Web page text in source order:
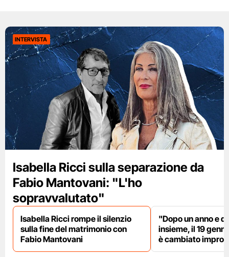
INTERVISTA
Isabella Ricci sulla separazione da
Fabio Mantovani: "L'ho
sopravvalutato"
Isabella Ricci rompe il silenzio
sulla fine del matrimonio con
Fabio Mantovani
"Dopo un anno e
insieme, il 19
è cambiato